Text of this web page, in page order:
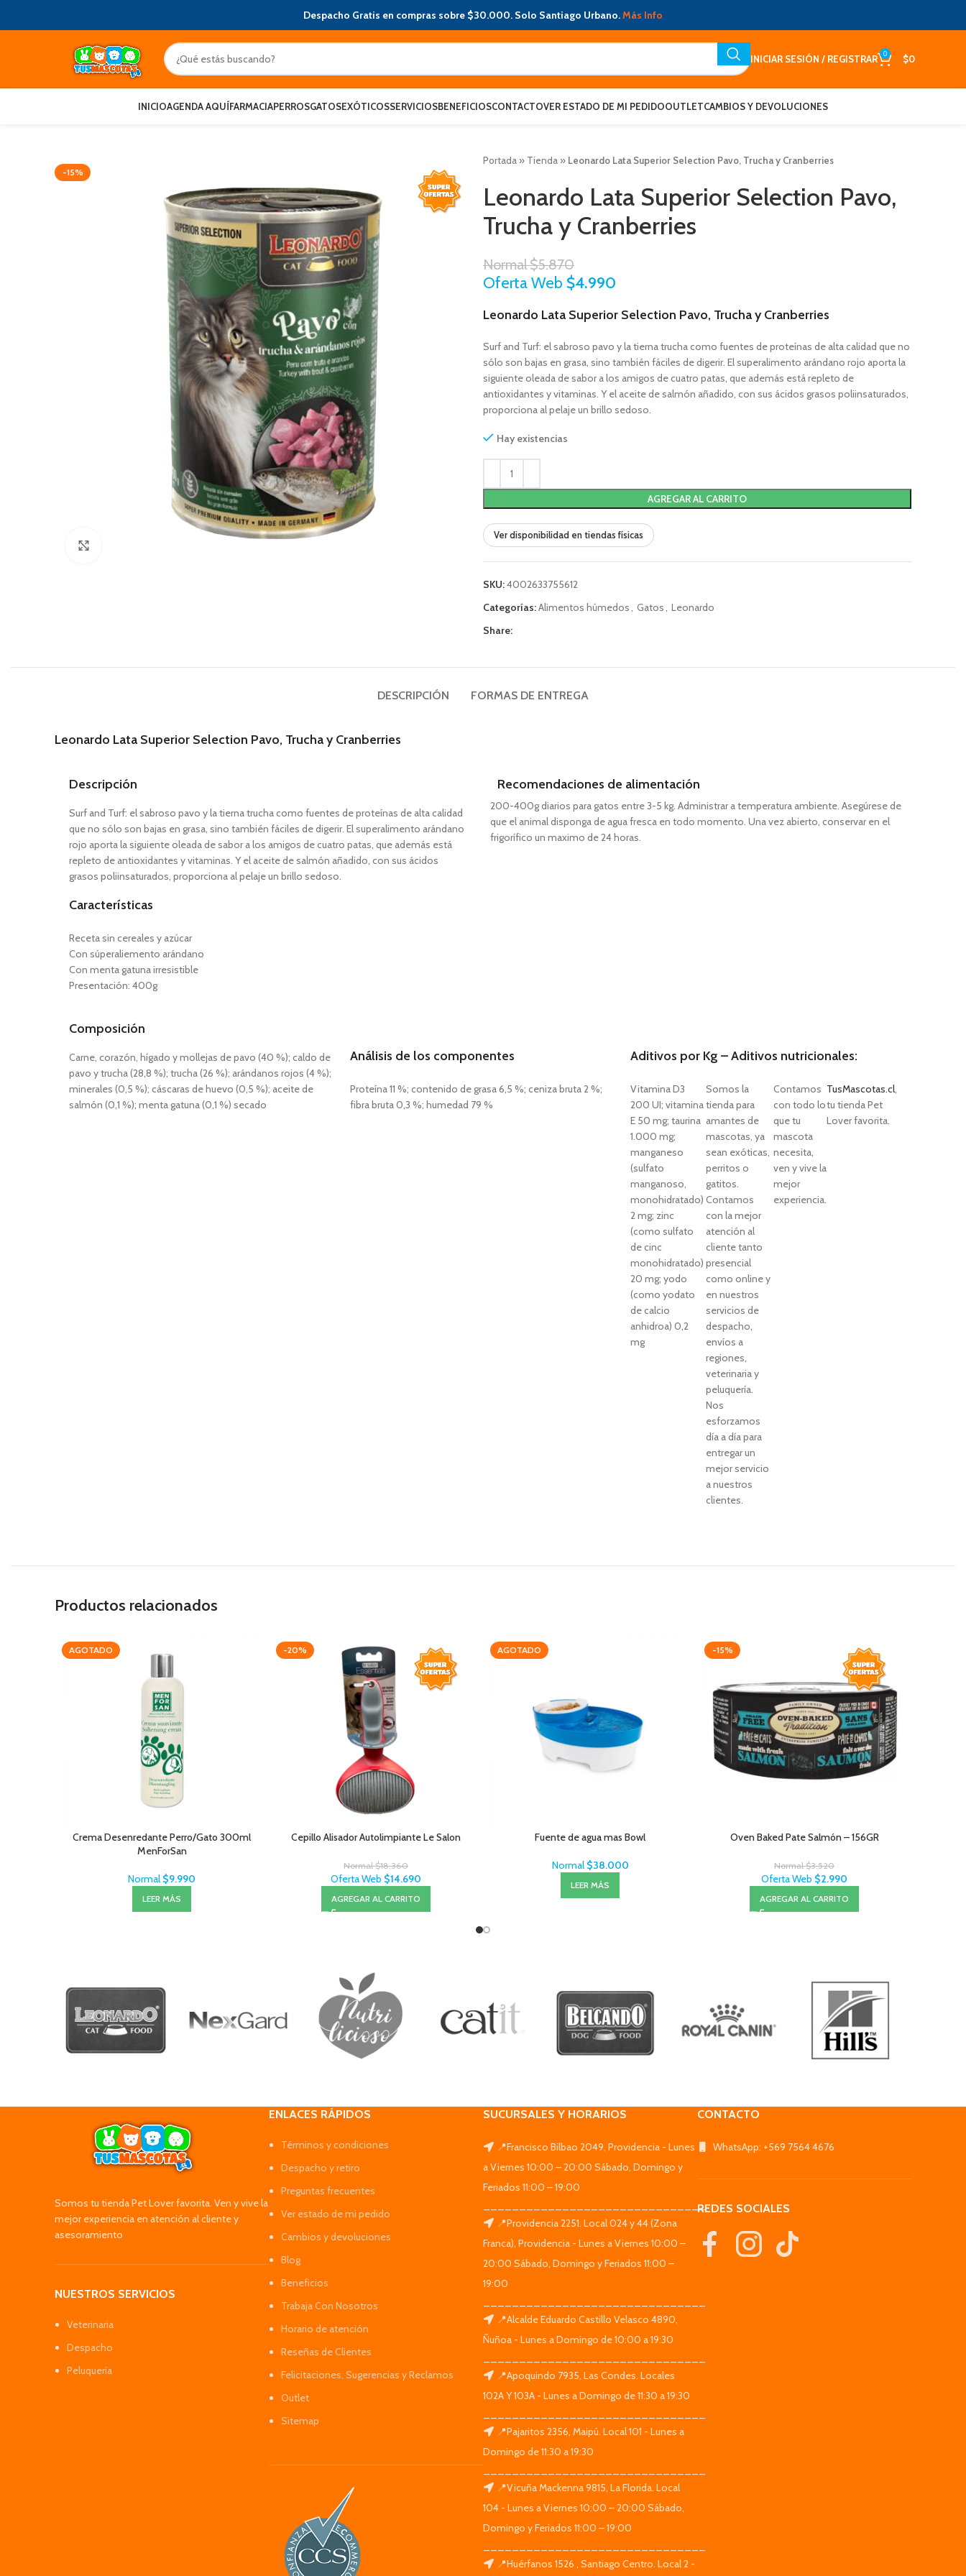
Despacho Gratis en compras sobre $30.000. Solo Santiago Urbano.Más Info
INICIAR SESIÓN / REGISTRAR 0 $0
INICIOAGENDA AQUÍFARMACIAPERROSGATOSEXÓTICOSSERVICIOSBENEFICIOSCONTACTOVER ESTADO DE MI PEDIDOOUTLETCAMBIOS Y DEVOLUCIONES
-15%
Portada » Tienda » Leonardo Lata Superior Selection Pavo, Trucha y Cranberries
Leonardo Lata Superior Selection Pavo,
Trucha y Cranberries
Normal$5.870
Oferta Web $4.990
Leonardo Lata Superior Selection Pavo, Trucha y Cranberries
Surf and Turf: el sabroso pavo y la tierna trucha como fuentes de proteínas de alta calidad que no
sólo son bajas en grasa, sino también fáciles de digerir. El superalimento arándano rojo aporta la
siguiente oleada de sabor a los amigos de cuatro patas, que además está repleto de
antioxidantes y vitaminas. Y el aceite de salmón añadido, con sus ácidos grasos poliinsaturados,
proporciona al pelaje un brillo sedoso.
Hay existencias
AGREGAR AL CARRITO
Ver disponibilidad en tiendas físicas
SKU:4002633755612
Categorías:Alimentos húmedos, Gatos, Leonardo
Share:
DESCRIPCIÓN FORMAS DE ENTREGA
Leonardo Lata Superior Selection Pavo, Trucha y Cranberries
Descripción
Surf and Turf: el sabroso pavo y la tierna trucha como fuentes de proteínas de alta calidad
que no sólo son bajas en grasa, sino también fáciles de digerir. El superalimento arándano
rojo aporta la siguiente oleada de sabor a los amigos de cuatro patas, que además está
repleto de antioxidantes y vitaminas. Y el aceite de salmón añadido, con sus ácidos
grasos poliinsaturados, proporciona al pelaje un brillo sedoso.
Características
Receta sin cereales y azúcar
Con súperaliemento arándano
Con menta gatuna irresistible
Presentación: 400g
Recomendaciones de alimentación
200-400g diarios para gatos entre 3-5 kg. Administrar a temperatura ambiente. Asegúrese de
que el animal disponga de agua fresca en todo momento. Una vez abierto, conservar en el
frigorífico un maximo de 24 horas.
Composición
Carne, corazón, hígado y mollejas de pavo (40 %); caldo de
pavo y trucha (28,8 %); trucha (26 %); arándanos rojos (4 %);
minerales (0,5 %); cáscaras de huevo (0,5 %); aceite de
salmón (0,1 %); menta gatuna (0,1 %) secado
Análisis de los componentes
Proteína 11 %; contenido de grasa 6,5 %; ceniza bruta 2 %;
fibra bruta 0,3 %; humedad 79 %
Aditivos por Kg – Aditivos nutricionales:
Vitamina D3
200 UI; vitamina
E 50 mg; taurina
1.000 mg;
manganeso
(sulfato
manganoso,
monohidratado)
2 mg; zinc
(como sulfato
de cinc
monohidratado)
20 mg; yodo
(como yodato
de calcio
anhidroa) 0,2
mg
Somos la
tienda para
amantes de
mascotas, ya
sean exóticas,
perritos o
gatitos.
Contamos
con la mejor
atención al
cliente tanto
presencial
como online y
en nuestros
servicios de
despacho,
envíos a
regiones,
veterinaria y
peluquería.
Nos
esforzamos
día a día para
entregar un
mejor servicio
a nuestros
clientes.
Contamos
con todo lo
que tu
mascota
necesita,
ven y vive la
mejor
experiencia.
TusMascotas.cl,
tu tienda Pet
Lover favorita.
Productos relacionados
AGOTADO
Crema Desenredante Perro/Gato 300ml
MenForSan
Normal $9.990
LEER MÁS
-20%
Cepillo Alisador Autolimpiante Le Salon
Normal$18.360
Oferta Web $14.690
AGREGAR AL CARRITO
AGOTADO
Fuente de agua mas Bowl
Normal $38.000
LEER MÁS
-15%
Oven Baked Pate Salmón – 156GR
Normal$3.520
Oferta Web $2.990
AGREGAR AL CARRITO
Somos tu tienda Pet Lover favorita. Ven y vive la
mejor experiencia en atención al cliente y
asesoramiento
NUESTROS SERVICIOS
Veterinaria
Despacho
Peluquería
ENLACES RÁPIDOS
Términos y condiciones
Despacho y retiro
Preguntas frecuentes
Ver estado de mi pedido
Cambios y devoluciones
Blog
Beneficios
Trabaja Con Nosotros
Horario de atención
Reseñas de Clientes
Felicitaciones, Sugerencias y Reclamos
Outlet
Sitemap
SUCURSALES Y HORARIOS
📍Francisco Bilbao 2049, Providencia - Lunes
a Viernes 10:00 – 20:00 Sábado, Domingo y
Feriados 11:00 – 19:00
_______________________________
📍Providencia 2251. Local 024 y 44 (Zona
Franca), Providencia - Lunes a Viernes 10:00 –
20:00 Sábado, Domingo y Feriados 11:00 –
19:00
📍Alcalde Eduardo Castillo Velasco 4890,
Ñuñoa - Lunes a Domingo de 10:00 a 19:30
📍Apoquindo 7935, Las Condes. Locales
102A Y 103A - Lunes a Domingo de 11:30 a 19:30
📍Pajaritos 2356, Maipú. Local 101 - Lunes a
Domingo de 11:30 a 19:30
📍Vicuña Mackenna 9815, La Florida. Local
104 - Lunes a Viernes 10:00 – 20:00 Sábado,
Domingo y Feriados 11:00 – 19:00
📍Huérfanos 1526 , Santiago Centro. Local 2 -
CONTACTO
WhatsApp: +569 7564 4676
REDES SOCIALES